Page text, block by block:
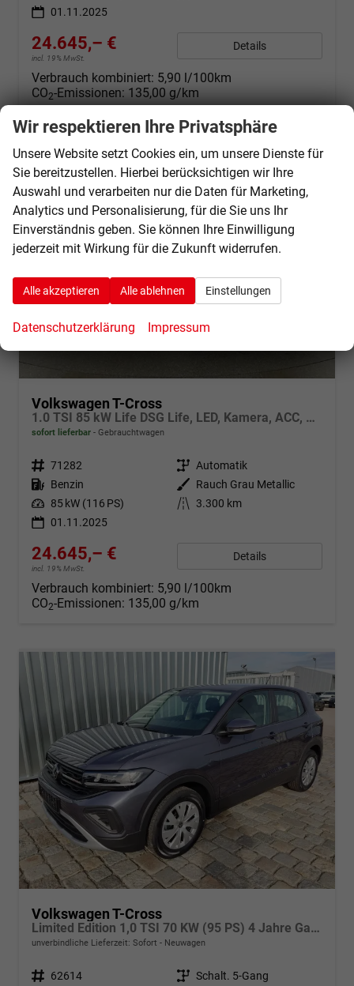
01.11.2025
24.645,– €
incl. 19% MwSt.
Details
Verbrauch kombiniert: 5,90 l/100km
CO2-Emissionen: 135,00 g/km
Volkswagen T-Cross
1.0 TSI 85 kW Life DSG Life, LED, Kamera, ACC, Side, Winter, 17-Zoll, 3-J. Garantie
sofort lieferbar Gebrauchtwagen
Fahrzeugnr. 71282 Getriebe Automatik
Kraftstoff Benzin Außenfarbe
Rauch Grau Metallic
Leistung 85 kW (116 PS) Kilometerstand
3.300 km
01.11.2025
24.645,– €
incl. 19% MwSt.
Details
Verbrauch kombiniert: 5,90 l/100km
CO2-Emissionen: 135,00 g/km
Volkswagen T-Cross
Limited Edition 1,0 TSI 70 KW (95 PS) 4 Jahre Garantie-2x PDC-App Connect-Sofort
unverbindliche Lieferzeit: Sofort Neuwagen
Fahrzeugnr. 62614 Getriebe Schalt. 5-Gang
Wir respektieren Ihre Privatsphäre
Unsere Website setzt Cookies ein, um unsere Dienste für
Sie bereitzustellen. Hierbei berücksichtigen wir Ihre
Auswahl und verarbeiten nur die Daten für Marketing,
Analytics und Personalisierung, für die Sie uns Ihr
Einverständnis geben. Sie können Ihre Einwilligung
jederzeit mit Wirkung für die Zukunft widerrufen.
Alle akzeptieren Alle ablehnen Einstellungen
Datenschutzerklärung Impressum